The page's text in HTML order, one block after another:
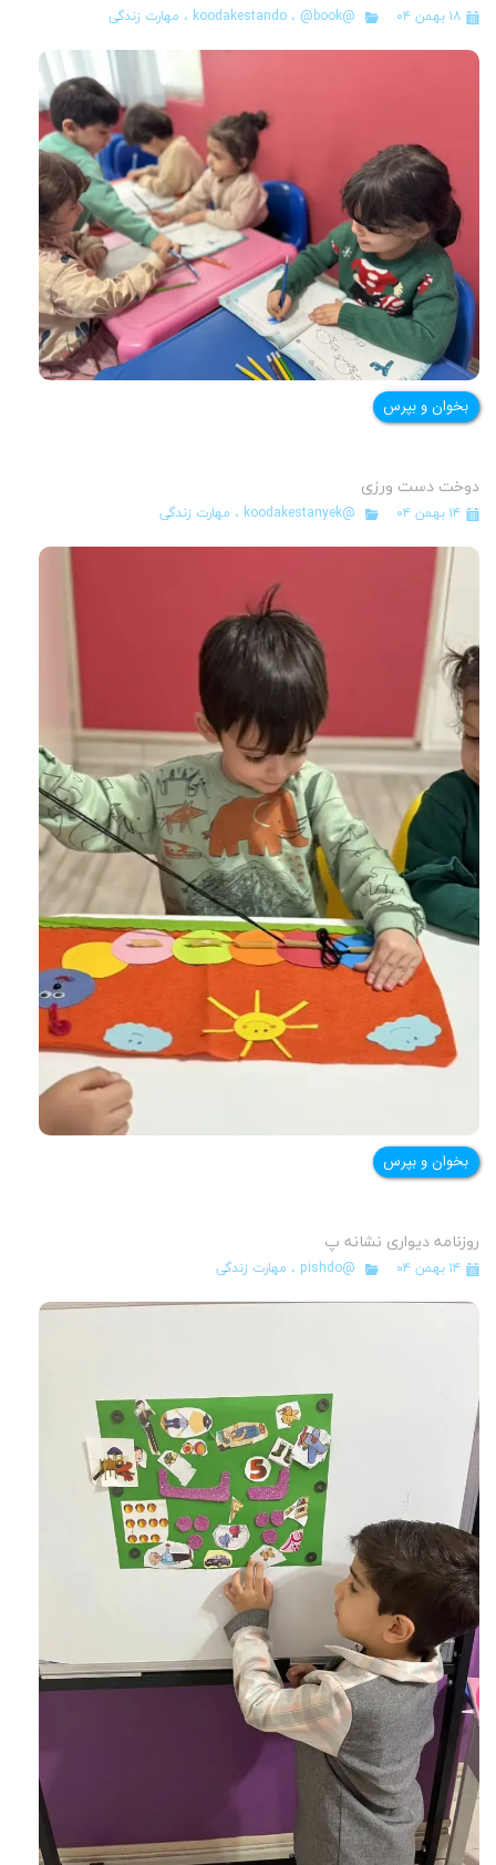
۱۸ بهمن ۰۴ @koodakestando ، @book ، مهارت زندگی
بخوان و بپرس
دوخت دست ورزی
۱۴ بهمن ۰۴ @koodakestanyek ، مهارت زندگی
بخوان و بپرس
روزنامه دیواری نشانه پ
۱۴ بهمن ۰۴ @pishdo ، مهارت زندگی